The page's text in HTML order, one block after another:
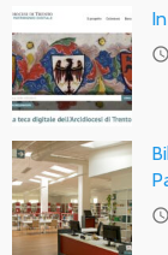
access_time
access_time